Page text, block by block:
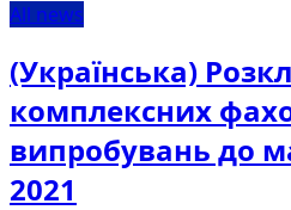
All news
(Українська)
комплексних
випробувань до
2021